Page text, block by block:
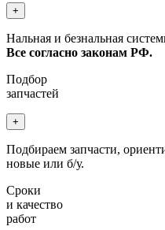
+
Нальная и безнальная
Все согласно законам РФ.
Подбор
запчастей
+
Подбираем запчасти,
новые или б/у.
Сроки
и качество
работ